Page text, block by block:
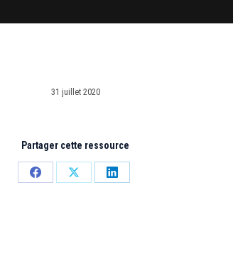
31 juillet 2020
Partager cette ressource
PartagerPartagerPartager